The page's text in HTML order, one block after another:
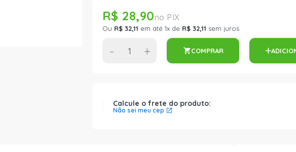
R$ 28,90
Ou R$ 32,11 em até 1x de R$ 32,11 sem juros
- + COMPRAR
Calcule o frete do produto:
Não sei meu cep